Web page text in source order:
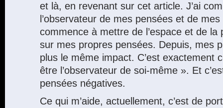
et là, en revenant sur cet article. J’ai
l’observateur de mes pensées et de
commence à mettre de l’espace et de la
sur mes propres pensées. Depuis, mes
plus le même impact. C’est exactement
être l’observateur de soi-même ». Et
pensées négatives.
Ce qui m’aide, actuellement, c’est de